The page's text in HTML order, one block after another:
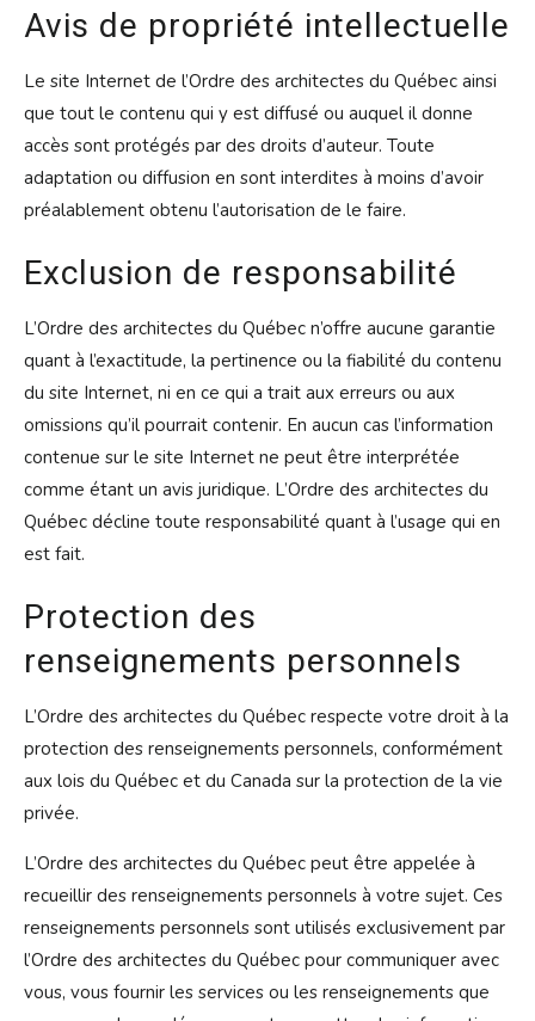
Avis de propriété intellectuelle
Le site Internet de l’Ordre des architectes du Québec ainsi
que tout le contenu qui y est diffusé ou auquel il donne
accès sont protégés par des droits d’auteur. Toute
adaptation ou diffusion en sont interdites à moins d’avoir
préalablement obtenu l’autorisation de le faire.
Exclusion de responsabilité
L’Ordre des architectes du Québec n’offre aucune garantie
quant à l’exactitude, la pertinence ou la fiabilité du contenu
du site Internet, ni en ce qui a trait aux erreurs ou aux
omissions qu’il pourrait contenir. En aucun cas l’information
contenue sur le site Internet ne peut être interprétée
comme étant un avis juridique. L’Ordre des architectes du
Québec décline toute responsabilité quant à l’usage qui en
est fait.
Protection des
renseignements personnels
L’Ordre des architectes du Québec respecte votre droit à la
protection des renseignements personnels, conformément
aux lois du Québec et du Canada sur la protection de la vie
privée.
L’Ordre des architectes du Québec peut être appelée à
recueillir des renseignements personnels à votre sujet. Ces
renseignements personnels sont utilisés exclusivement par
l’Ordre des architectes du Québec pour communiquer avec
vous, vous fournir les services ou les renseignements que